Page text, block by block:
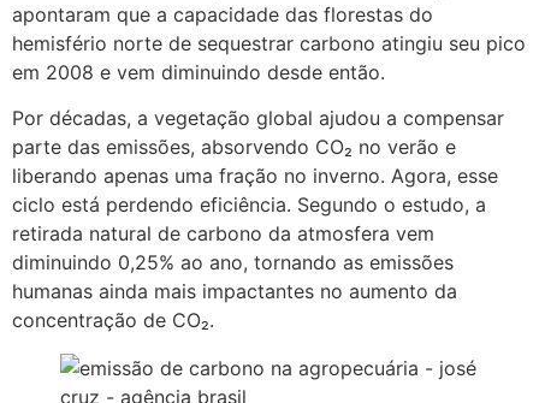
apontaram que a capacidade das florestas do
hemisfério norte de sequestrar carbono atingiu seu pico
em 2008 e vem diminuindo desde então.
Por décadas, a vegetação global ajudou a compensar
parte das emissões, absorvendo CO₂ no verão e
liberando apenas uma fração no inverno. Agora, esse
ciclo está perdendo eficiência. Segundo o estudo, a
retirada natural de carbono da atmosfera vem
diminuindo 0,25% ao ano, tornando as emissões
humanas ainda mais impactantes no aumento da
concentração de CO₂.